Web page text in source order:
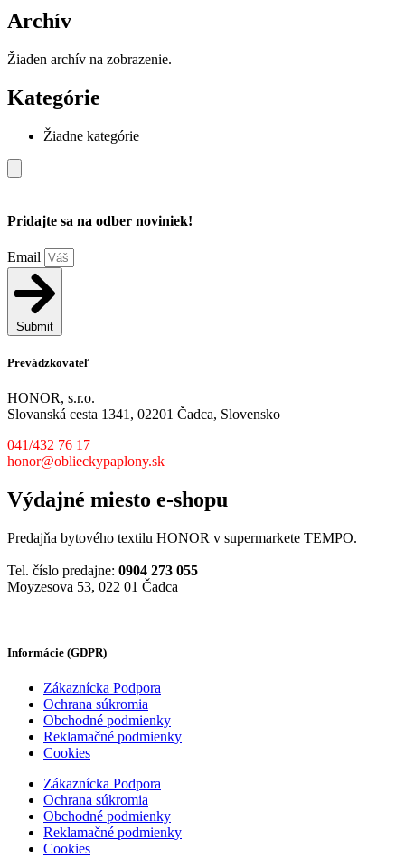
Archív
Žiaden archív na zobrazenie.
Kategórie
Žiadne kategórie
Pridajte sa na odber noviniek!
Email
Submit
Prevádzkovateľ
HONOR, s.r.o.
Slovanská cesta 1341, 02201 Čadca, Slovensko
041/432 76 17
honor@oblieckypaplony.sk
Výdajné miesto e-shopu
Predajňa bytového textilu HONOR v supermarkete TEMPO.
Tel. číslo predajne: 0904 273 055
Moyzesova 53, 022 01 Čadca
Informácie (GDPR)
Zákaznícka Podpora
Ochrana súkromia
Obchodné podmienky
Reklamačné podmienky
Cookies
Zákaznícka Podpora
Ochrana súkromia
Obchodné podmienky
Reklamačné podmienky
Cookies